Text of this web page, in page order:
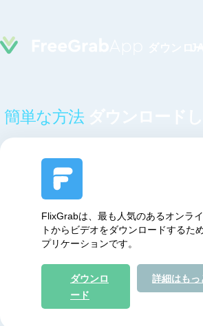
簡単な方法ダウンロードし
FlixGrabは、最も人気のあるオンラ
トからビデオをダウンロードするた
プリケーションです。
ダウンロ
ード
詳細はもっ